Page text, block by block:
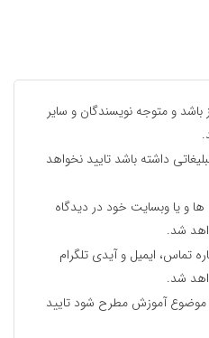
و متوجه نویسندگان و سایر
داشته باشد تایید نخواهد
و یا وبسایت خود در دیدگاه
شد.
تماس، ایمیل و آیدی تلگرام
شد.
موضوع آموزش مطرح شود تایید